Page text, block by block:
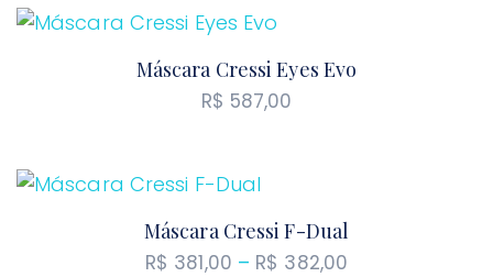
Máscara Cressi Eyes Evo
R$ 587,00
Máscara Cressi F-Dual
R$ 381,00 – R$ 382,00